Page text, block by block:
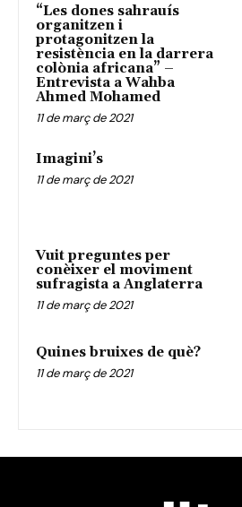
“Les dones sahrauís
organitzen i
protagonitzen la
resistència en la darrera
colònia africana” –
Entrevista a Wahba
Ahmed Mohamed
11 de març de 2021
Imagini’s
11 de març de 2021
Vuit preguntes per
conèixer el moviment
sufragista a Anglaterra
11 de març de 2021
Quines bruixes de què?
11 de març de 2021